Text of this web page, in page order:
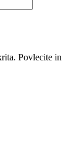
Povlecite in